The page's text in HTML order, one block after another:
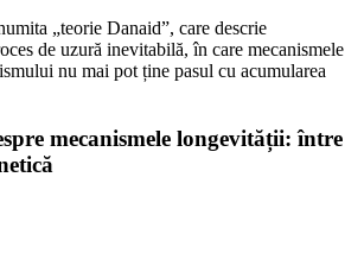
„teorie Danaid”, care descrie
de uzură inevitabilă, în care mecanismele
nu mai pot ține pasul cu acumularea
mecanismele longevității: între